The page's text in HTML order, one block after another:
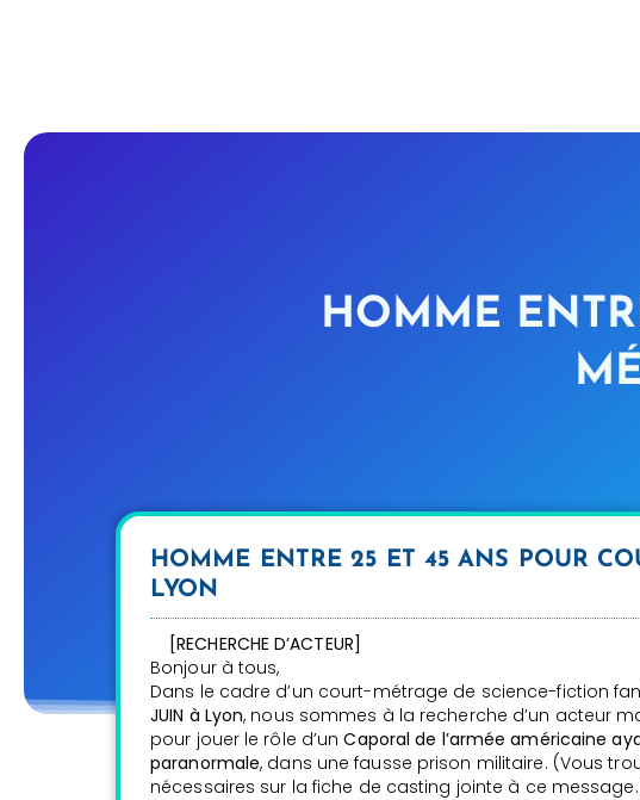
HOMME
HOMME ENTRE 25 ET 45 ANS POUR
LYON
[RECHERCHE D’ACTEUR]
Bonjour à tous,
Dans le cadre d’un court-métrage de science-fiction
JUIN à Lyon, nous sommes à la recherche d’un acteur
pour jouer le rôle d’unCaporal de l’armée américaine
paranormale, dans une fausse prison militaire. (Vous
nécessaires sur la fiche de casting jointe à ce